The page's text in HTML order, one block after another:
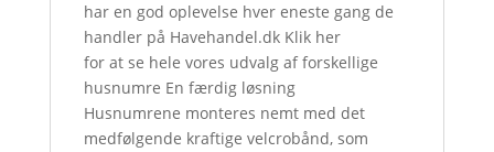
har en god oplevelse hver eneste gang de
handler på Havehandel.dk Klik her
for at se hele vores udvalg af forskellige
husnumre En færdig løsning
Husnumrene monteres nemt med det
medfølgende kraftige velcrobånd, som